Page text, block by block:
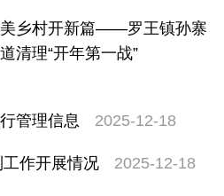
乡村开新篇——罗王镇孙寨
清理“开年第一战”
管理信息 2025-12-18
作开展情况 2025-12-18